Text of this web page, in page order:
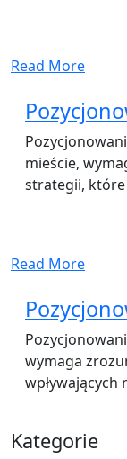
Read More
mieście,
strategii,
Read More
wymaga
Kategorie